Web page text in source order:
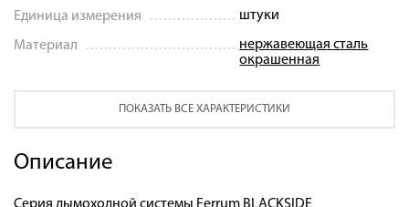
Единица измерения штуки
Материал
нержавеющая сталь
окрашенная
ПОКАЗАТЬ ВСЕ ХАРАКТЕРИСТИКИ
Описание
Серия дымоходной системы Ferrum BLACKSIDE